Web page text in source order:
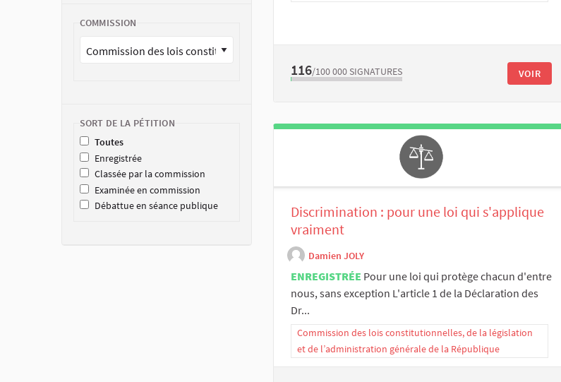
COMMISSION
SORT DE LA PÉTITION
Toutes
Enregistrée
Classée par la commission
Examinée en commission
Débattue en séance publique
116/100 000 SIGNATURES VOIR
Discrimination : pour une loi qui s'applique
vraiment
Damien JOLY
ENREGISTRÉE Pour une loi qui protège chacun d'entre
nous, sans exception L'article 1 de la Déclaration des
Dr...
Commission des lois constitutionnelles, de la législation
et de l’administration générale de la République